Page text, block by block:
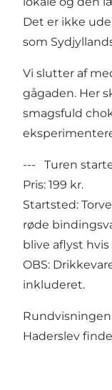
Det er ikke
som
Vi slutter af
gågaden. Her
smagsfuld
--- Turen
Pris: 199 kr.
Startsted:
røde
blive aflyst
OBS:
inkluderet.
Rundvisningen
Haderslev